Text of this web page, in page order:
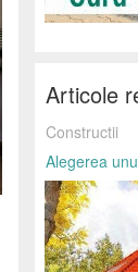
Articole
Constructii
Alegerea